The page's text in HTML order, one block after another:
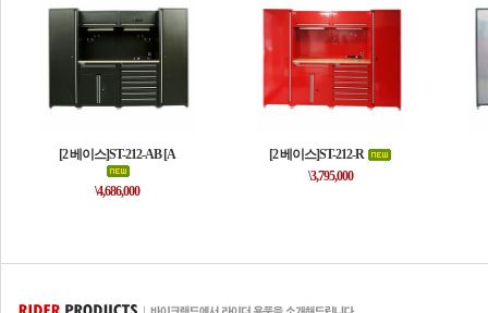
[2 베이스]ST-212-AB [A
\4,686,000
[2 베이스]ST-212-R
\3,795,000